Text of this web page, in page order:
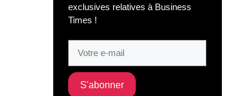
exclusives relatives à Business
Times !